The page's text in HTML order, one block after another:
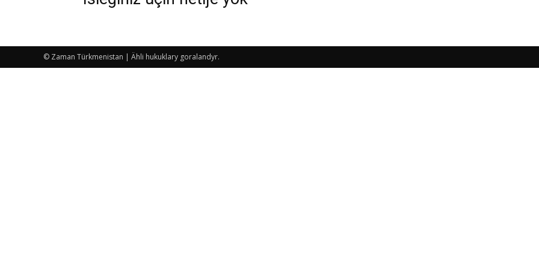
© Zaman Türkmenistan | Ähli hukuklary goralandyr.